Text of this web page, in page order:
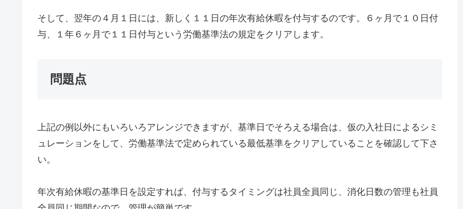
そして、翌年の４月１日には、新しく１１日の年次有給休暇を付与するのです。６ヶ月で１０日付
与、１年６ヶ月で１１日付与という労働基準法の規定をクリアします。
問題点
上記の例以外にもいろいろアレンジできますが、基準日でそろえる場合は、仮の入社日によるシミ
ュレーションをして、労働基準法で定められている最低基準をクリアしていることを確認して下さ
い。
年次有給休暇の基準日を設定すれば、付与するタイミングは社員全員同じ、消化日数の管理も社員